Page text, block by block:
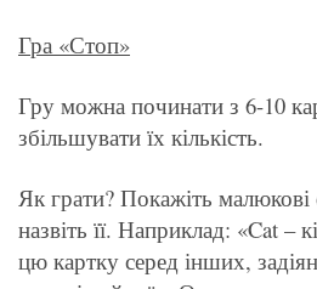
Гра «Стоп»
Гру можна починати з 6-10
збільшувати їх кількість.
Як грати? Покажіть малюкові
назвіть її. Наприклад: «Cat –
цю картку серед інших,